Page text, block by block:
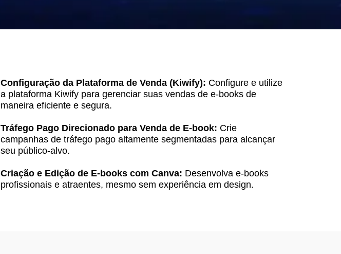
Configuração da Plataforma de Venda (Kiwify): Configure e utilize
a plataforma Kiwify para gerenciar suas vendas de e-books de
maneira eficiente e segura.
Tráfego Pago Direcionado para Venda de E-book: Crie
campanhas de tráfego pago altamente segmentadas para alcançar
seu público-alvo.
Criação e Edição de E-books com Canva: Desenvolva e-books
profissionais e atraentes, mesmo sem experiência em design.